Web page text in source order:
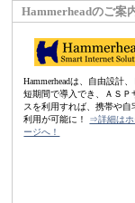
Hammerheadのご案
Hammerheadは、自由設計
短期間で導入でき、ＡＳＰ
スを利用すれば、携帯や自
利用が可能に！ ⇒詳細はホ
ージへ！